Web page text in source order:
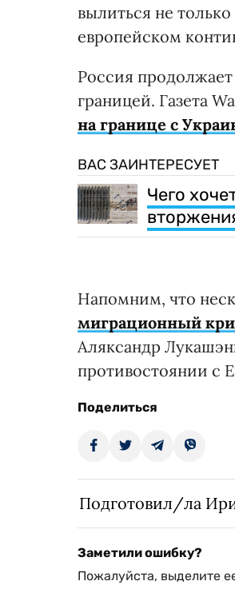
вылиться не
европейском
Россия
границей. Газета
на границе с
ВАС ЗАИНТЕРЕСУЕТ
Чего
Напомним, что
миграционный
Аляксандр
противостоянии с
Поделиться
Подготовил/ла
Заметили ошибку?
Пожалуйста, выделите